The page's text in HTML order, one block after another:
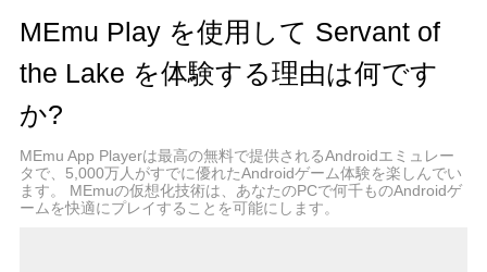
▪ 没入感あふれるサウンドトラック – Victor
Butzelaar作曲・演奏による心に響く旋律が、パズ
ルを解きながら日常的な仕事や一風変わった仕事
に取り組むあなたの旅のお供となります。
MEmu Play を使用して Servant of
the Lake を体験する理由は何です
か?
MEmu App Playerは最高の無料で提供されるAndroidエミュレー
タで、5,000万人がすでに優れたAndroidゲーム体験を楽しんでい
ます。 MEmuの仮想化技術は、あなたのPCで何千ものAndroidゲ
ームを快適にプレイすることを可能にします。